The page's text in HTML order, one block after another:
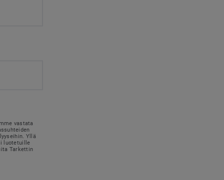
vastata
Yllä
luotetuille
Tarkettin